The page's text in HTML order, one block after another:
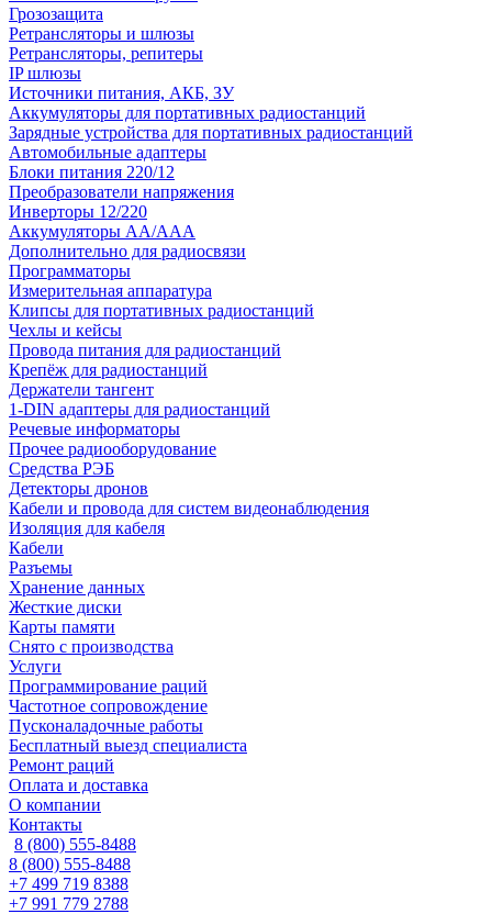
Грозозащита
Ретрансляторы и шлюзы
Ретрансляторы, репитеры
IP шлюзы
Источники питания, АКБ, ЗУ
Аккумуляторы для портативных радиостанций
Зарядные устройства для портативных радиостанций
Автомобильные адаптеры
Блоки питания 220/12
Преобразователи напряжения
Инверторы 12/220
Аккумуляторы АА/ААА
Дополнительно для радиосвязи
Программаторы
Измерительная аппаратура
Клипсы для портативных радиостанций
Чехлы и кейсы
Провода питания для радиостанций
Крепёж для радиостанций
Держатели тангент
1-DIN адаптеры для радиостанций
Речевые информаторы
Прочее радиооборудование
Средства РЭБ
Детекторы дронов
Кабели и провода для систем видеонаблюдения
Изоляция для кабеля
Кабели
Разъемы
Хранение данных
Жесткие диски
Карты памяти
Снято с производства
Услуги
Программирование раций
Частотное сопровождение
Пусконаладочные работы
Бесплатный выезд специалиста
Ремонт раций
Оплата и доставка
О компании
Контакты
8 (800) 555-8488
8 (800) 555-8488
+7 499 719 8388
+7 991 779 2788